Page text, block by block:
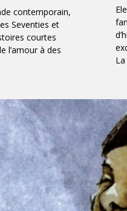
contemporain,
Seventies et
courtes
l’amour à des